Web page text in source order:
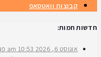
קבוצות וואטסאפ
חדשות חמות:
אוגוסט 6, 2026 10:53 am